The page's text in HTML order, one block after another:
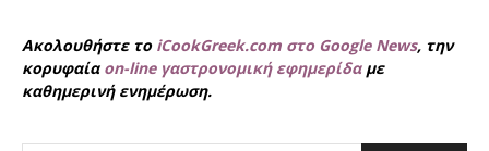
Ακολουθήστε το iCookGreek.com στο Google News, την
κορυφαία on-line γαστρονομική εφημερίδαμε
καθημερινή ενημέρωση.